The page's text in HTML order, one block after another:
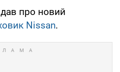
про новий
Nissan.